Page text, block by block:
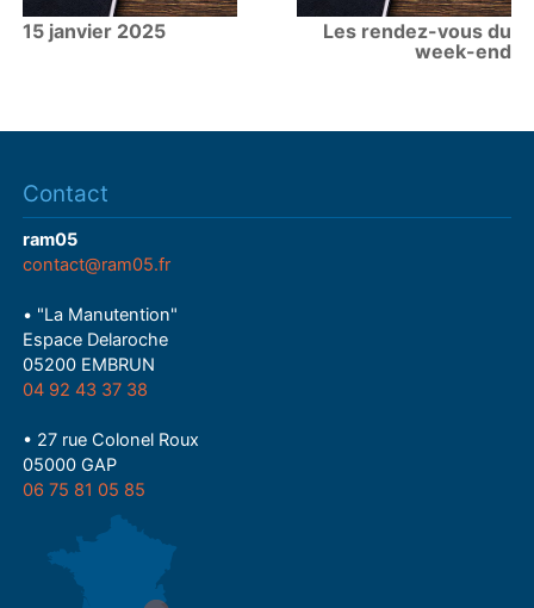
15 janvier 2025
Les rendez-vous du
week-end
Contact
ram05
contact@ram05.fr
• "La Manutention"
Espace Delaroche
05200 EMBRUN
04 92 43 37 38
• 27 rue Colonel Roux
05000 GAP
06 75 81 05 85